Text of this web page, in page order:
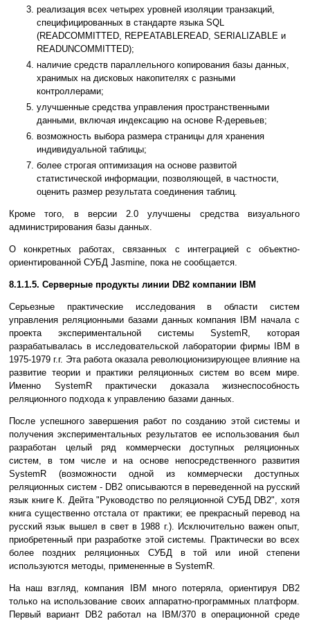
реализация всех четырех уровней изоляции транзакций,
специфицированных в стандарте языка SQL
(READCOMMITTED, REPEATABLEREAD, SERIALIZABLE и
READUNCOMMITTED);
наличие средств параллельного копирования базы данных,
хранимых на дисковых накопителях с разными
контроллерами;
улучшенные средства управления пространственными
данными, включая индексацию на основе R-деревьев;
возможность выбора размера страницы для хранения
индивидуальной таблицы;
более строгая оптимизация на основе развитой
статистической информации, позволяющей, в частности,
оценить размер результата соединения таблиц.
Кроме того, в версии 2.0 улучшены средства визуального
администрирования базы данных.
О конкретных работах, связанных с интеграцией с объектно-
ориентированной СУБД Jasmine, пока не сообщается.
8.1.1.5. Серверные продукты линии DB2 компании IBM
Серьезные практические исследования в области систем
управления реляционными базами данных компания IBM начала с
проекта экспериментальной системы SystemR, которая
разрабатывалась в исследовательской лаборатории фирмы IBM в
1975-1979 г.г. Эта работа оказала революционизирующее влияние на
развитие теории и практики реляционных систем во всем мире.
Именно SystemR практически доказала жизнеспособность
реляционного подхода к управлению базами данных.
После успешного завершения работ по созданию этой системы и
получения экспериментальных результатов ее использования был
разработан целый ряд коммерчески доступных реляционных
систем, в том числе и на основе непосредственного развития
SystemR (возможности одной из коммерчески доступных
реляционных систем - DB2 описываются в переведенной на русский
язык книге К. Дейта "Руководство по реляционной СУБД DB2", хотя
книга существенно отстала от практики; ее прекрасный перевод на
русский язык вышел в свет в 1988 г.). Исключительно важен опыт,
приобретенный при разработке этой системы. Практически во всех
более поздних реляционных СУБД в той или иной степени
используются методы, примененные в SystemR.
На наш взгляд, компания IBM много потеряла, ориентируя DB2
только на использование своих аппаратно-программных платформ.
Первый вариант DB2 работал на IBM/370 в операционной среде